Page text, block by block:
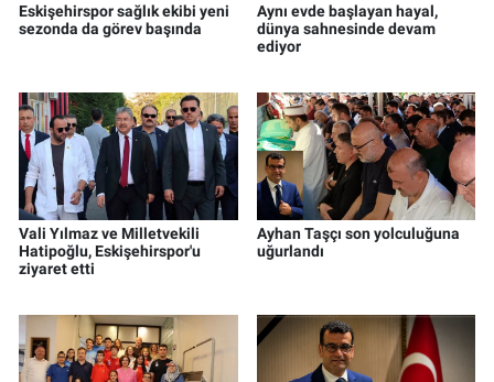
Eskişehirspor sağlık ekibi yeni
sezonda da görev başında
Aynı evde başlayan hayal,
dünya sahnesinde devam
ediyor
Vali Yılmaz ve Milletvekili
Hatipoğlu, Eskişehirspor'u
ziyaret etti
Ayhan Taşçı son yolculuğuna
uğurlandı